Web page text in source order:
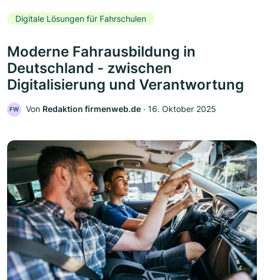
Digitale Lösungen für Fahrschulen
Moderne Fahrausbildung in
Deutschland - zwischen
Digitalisierung und Verantwortung
FW Von Redaktion firmenweb.de ‧ 16. Oktober 2025